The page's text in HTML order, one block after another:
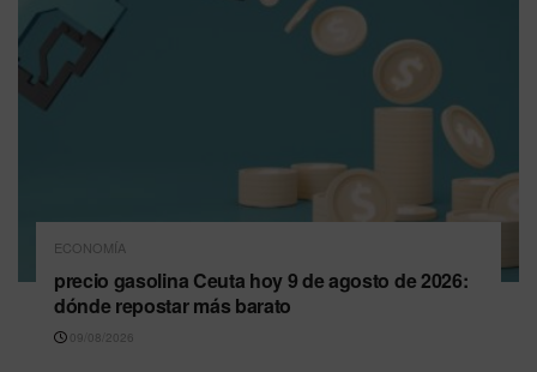
ECONOMÍA
precio gasolina Ceuta hoy 9 de agosto de 2026:
dónde repostar más barato
09/08/2026